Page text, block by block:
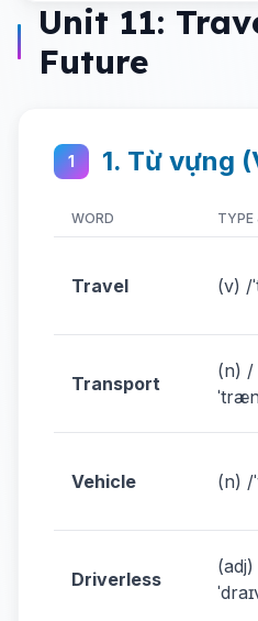
Unit 11:
Future
1 1. Từ vựng
WORD TYPE
Travel (v) /
Transport
(n) /
Vehicle (n) /
Driverless